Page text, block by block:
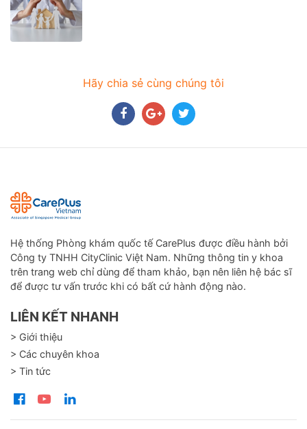
Hãy chia sẻ cùng chúng tôi
Hệ thống Phòng khám quốc tế CarePlus được điều hành bởi
Công ty TNHH CityClinic Việt Nam. Những thông tin y khoa
trên trang web chỉ dùng để tham khảo, bạn nên liên hệ bác sĩ
để được tư vấn trước khi có bất cứ hành động nào.
LIÊN KẾT NHANH
> Giới thiệu
> Các chuyên khoa
> Tin tức